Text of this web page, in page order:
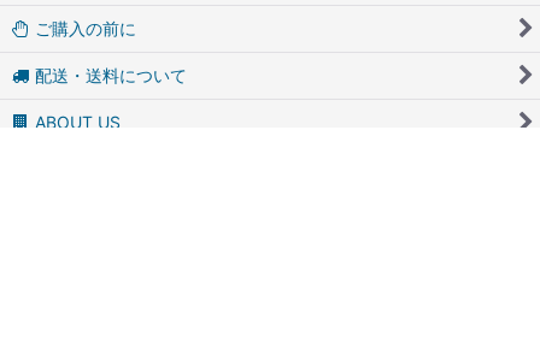
ご購入の前に
配送・送料について
ABOUT US